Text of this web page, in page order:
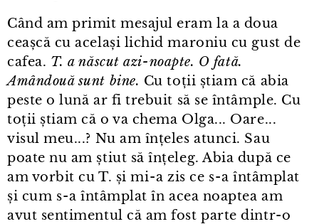
Când am primit mesajul eram la a doua
ceașcă cu același lichid maroniu cu gust de
cafea. T. a născut azi⁠-⁠noapte. O fată.
Amândouă sunt bine. Cu toții știam că abia
peste o lună ar fi trebuit să se întâmple. Cu
toții știam că o va chema Olga... Oare...
visul meu...? Nu am înțeles atunci. Sau
poate nu am știut să înțeleg. Abia după ce
am vorbit cu T. și mi⁠-⁠a zis ce s⁠-⁠a întâmplat
și cum s⁠-⁠a întâmplat în acea noaptea am
avut sentimentul că am fost parte dintr⁠-⁠o